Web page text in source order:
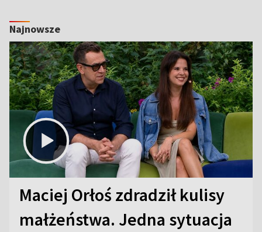
Najnowsze
Maciej Orłoś zdradził kulisy
małżeństwa. Jedna sytuacja